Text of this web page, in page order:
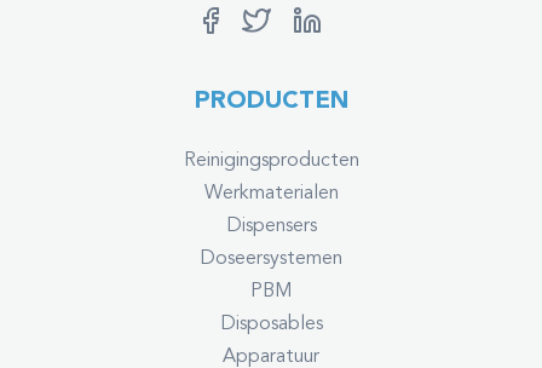
PRODUCTEN
Reinigingsproducten
Werkmaterialen
Dispensers
Doseersystemen
PBM
Disposables
Apparatuur